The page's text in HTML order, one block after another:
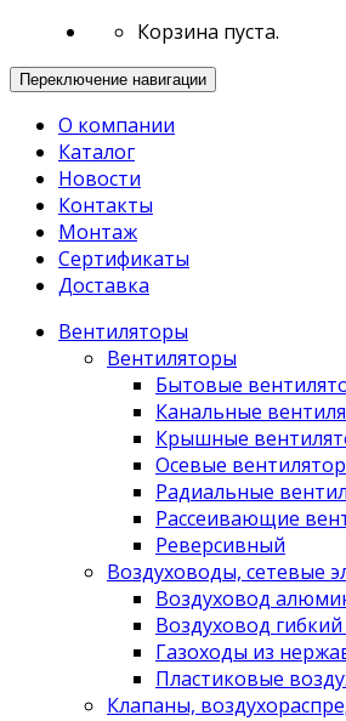
Корзина пуста.
Переключение навигации
О компании
Каталог
Новости
Контакты
Монтаж
Сертификаты
Доставка
Вентиляторы
Вентиляторы
Бытовые
Канальные
Крышные
Осевые
Радиальные
Рассеивающие
Реверсивный
Воздуховоды, сетевые
Воздуховод
Воздуховод
Газоходы из
Пластиковые
Клапаны,